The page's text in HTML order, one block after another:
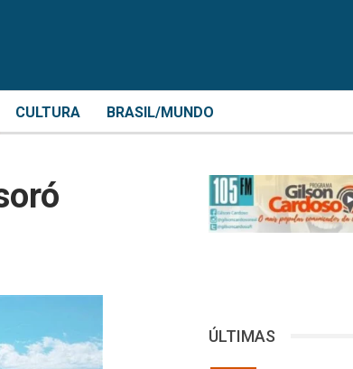
CULTURA BRASIL/MUNDO
ÚLTIMAS